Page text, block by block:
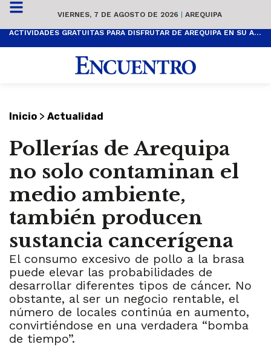
VIERNES, 7 DE AGOSTO DE 2026 | AREQUIPA
ACTIVIDADES GRATUITAS PARA DISFRUTAR DE AREQUIPA EN SU ANIVERSARIO
Inicio > Actualidad
Pollerías de Arequipa
no solo contaminan el
medio ambiente,
también producen
sustancia cancerígena
El consumo excesivo de pollo a la brasa
puede elevar las probabilidades de
desarrollar diferentes tipos de cáncer. No
obstante, al ser un negocio rentable, el
número de locales continúa en aumento,
convirtiéndose en una verdadera “bomba
de tiempo”.